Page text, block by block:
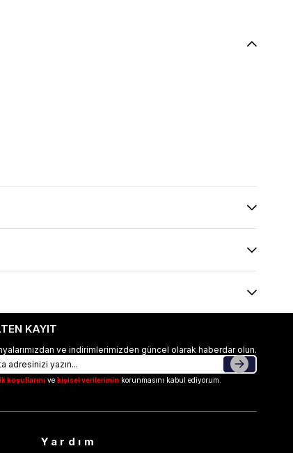
KAYIT
ve indirimlerimizden güncel olarak haberdar olun.
koşullarınıve kişisel verileriminkorunmasını kabul ediyorum.
Yardım